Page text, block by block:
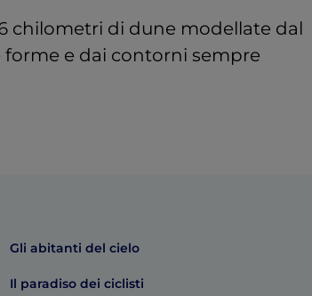
chilometri di dune modellate dal
e dai contorni sempre
Gli abitanti del cielo
Il paradiso dei ciclisti